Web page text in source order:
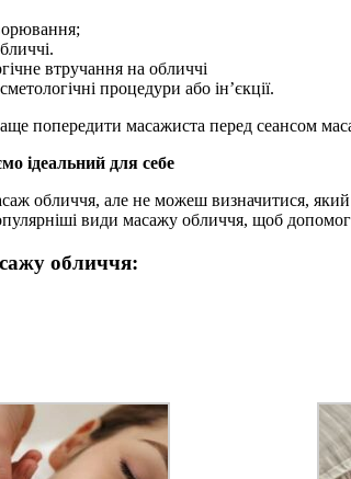
втручання на обличчі
процедури або ін’єкції.
попередити масажиста перед сеансом
ідеальний для себе
обличчя, але не можеш визначитися, який
види масажу обличчя, щоб
обличчя: